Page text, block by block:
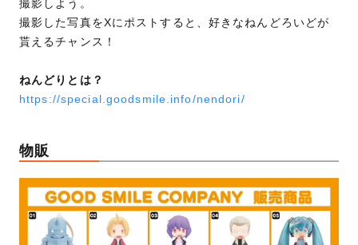
撮影しよう。
撮影した写真をXにポストすると、好きなねんどろいどが
貰えるチャンス！
ねんどりとは？
https://special.goodsmile.info/nendori/
物販